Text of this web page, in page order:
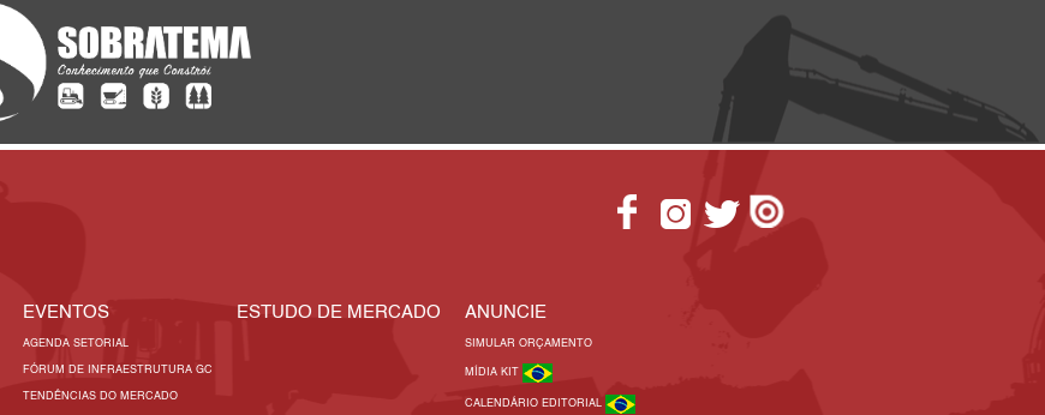
EVENTOS
AGENDA SETORIAL
FÓRUM DE INFRAESTRUTURA GC
TENDÊNCIAS DO MERCADO
ESTUDO DE MERCADO ANUNCIE
SIMULAR ORÇAMENTO
MÍDIA KIT
CALENDÁRIO EDITORIAL